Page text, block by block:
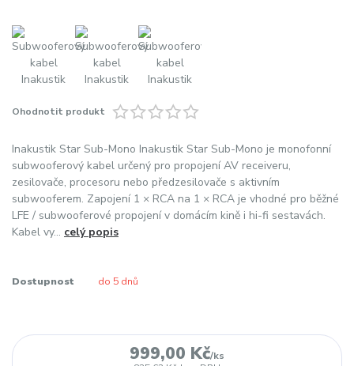
Ohodnotit produkt
Inakustik Star Sub-Mono Inakustik Star Sub-Mono je monofonní
subwooferový kabel určený pro propojení AV receiveru,
zesilovače, procesoru nebo předzesilovače s aktivním
subwooferem. Zapojení 1 × RCA na 1 × RCA je vhodné pro běžné
LFE / subwooferové propojení v domácím kině i hi-fi sestavách.
Kabel vy... celý popis
Dostupnost do 5 dnů
999,00 Kč/ks